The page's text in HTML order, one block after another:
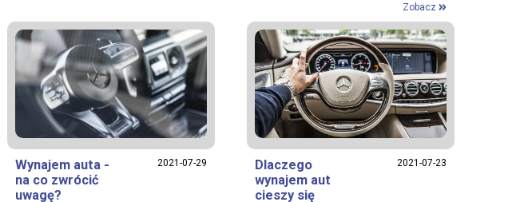
Zobacz
Wynajem auta -
na co zwrócić
uwagę?
2021-07-29
Dlaczego
wynajem aut
cieszy się
2021-07-23